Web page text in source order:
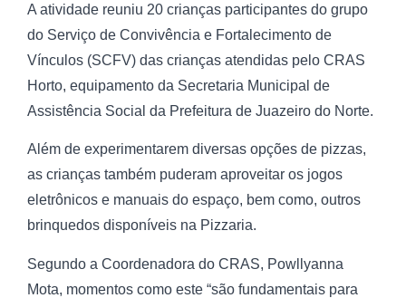
A atividade reuniu 20 crianças participantes do grupo
do Serviço de Convivência e Fortalecimento de
Vínculos (SCFV) das crianças atendidas pelo CRAS
Horto, equipamento da Secretaria Municipal de
Assistência Social da Prefeitura de Juazeiro do Norte.
Além de experimentarem diversas opções de pizzas,
as crianças também puderam aproveitar os jogos
eletrônicos e manuais do espaço, bem como, outros
brinquedos disponíveis na Pizzaria.
Segundo a Coordenadora do CRAS, Powllyanna
Mota, momentos como este “são fundamentais para